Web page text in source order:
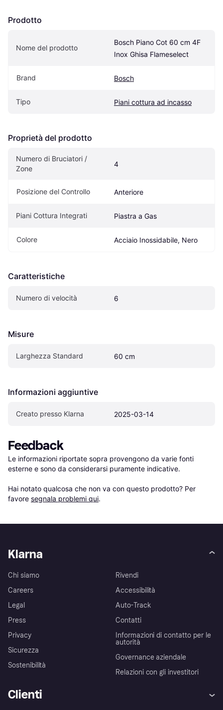
Prodotto
Nome del prodotto
Bosch Piano Cot 60 cm 4F
Inox Ghisa Flameselect
Brand Bosch
Tipo Piani cottura ad incasso
Proprietà del prodotto
Numero di Bruciatori /
Zone
4
Posizione del Controllo Anteriore
Piani Cottura Integrati Piastra a Gas
Colore Acciaio Inossidabile, Nero
Caratteristiche
Numero di velocità 6
Misure
Larghezza Standard 60 cm
Informazioni aggiuntive
Creato presso Klarna 2025-03-14
Feedback
Le informazioni riportate sopra provengono da varie fonti
esterne e sono da considerarsi puramente indicative.
Hai notato qualcosa che non va con questo prodotto? Per
favore segnala problemi qui.
Klarna
Chi siamo
Careers
Legal
Press
Privacy
Sicurezza
Sostenibilità
Rivendi
Accessibilità
Auto-Track
Contatti
Informazioni di contatto per le
autorità
Governance aziendale
Relazioni con gli investitori
Clienti